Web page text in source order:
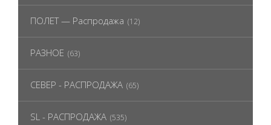
ПОЛЕТ — Распродажа (12)
РАЗНОЕ (63)
СЕВЕР - РАСПРОДАЖА (65)
SL - РАСПРОДАЖА (535)